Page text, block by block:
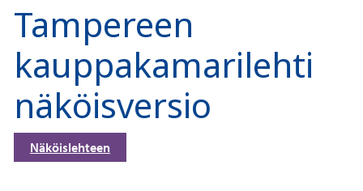
Tampereen
kauppakamarilehti
näköisversio
Näköislehteen